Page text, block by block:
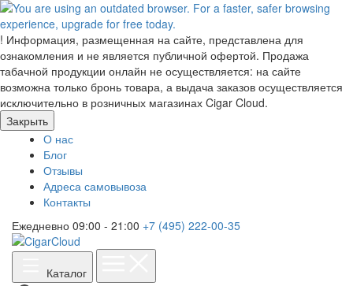
! Информация, размещенная на сайте, представлена для
ознакомления и не является публичной офертой. Продажа
табачной продукции онлайн не осуществляется: на сайте
возможна только бронь товара, а выдача заказов осуществляется
исключительно в розничных магазинах Cigar Cloud.
Закрыть
О нас
Блог
Отзывы
Адреса самовывоза
Контакты
Ежедневно 09:00 - 21:00 +7 (495) 222-00-35
Каталог